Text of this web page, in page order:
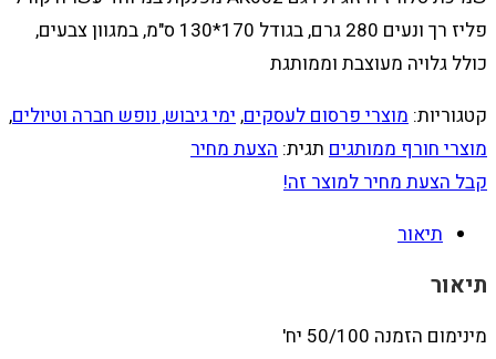
פליז רך ונעים 280 גרם, בגודל 170*130 ס"מ, במגוון צבעים,
כולל גלויה מעוצבת וממותגת
קטגוריות: מוצרי פרסום לעסקים, ימי גיבוש, נופש חברה וטיולים,
מוצרי חורף ממותגים תגית: הצעת מחיר
קבל הצעת מחיר למוצר זה!
תיאור
תיאור
מינימום הזמנה 50/100 יח'